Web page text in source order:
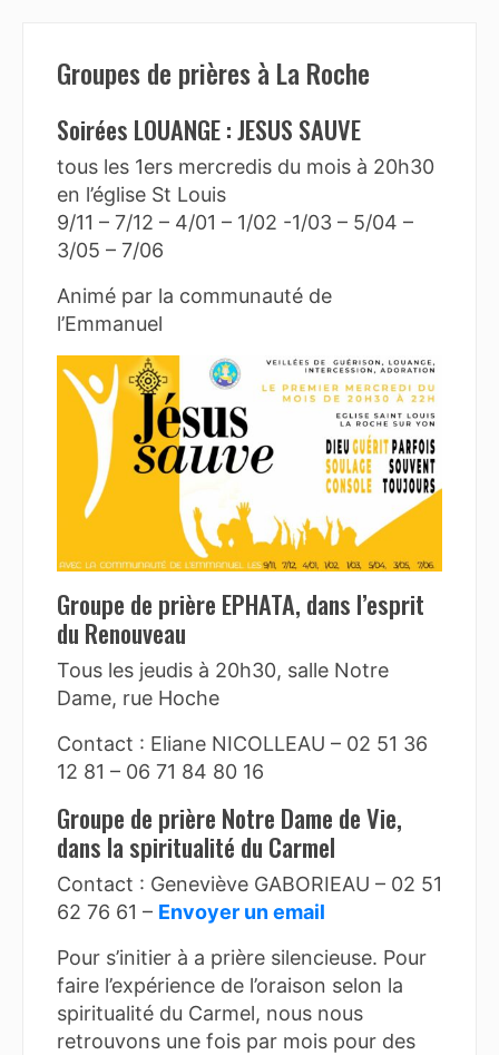
Groupes de prières à La Roche
Soirées LOUANGE : JESUS SAUVE
tous les 1ers mercredis du mois à 20h30
en l’église St Louis
9/11 – 7/12 – 4/01 – 1/02 -1/03 – 5/04 –
3/05 – 7/06
Animé par la communauté de
l’Emmanuel
Groupe de prière EPHATA, dans l’esprit
du Renouveau
Tous les jeudis à 20h30, salle Notre
Dame, rue Hoche
Contact : Eliane NICOLLEAU – 02 51 36
12 81 – 06 71 84 80 16
Groupe de prière Notre Dame de Vie,
dans la spiritualité du Carmel
Contact : Geneviève GABORIEAU – 02 51
62 76 61 – Envoyer un email
Pour s’initier à a prière silencieuse. Pour
faire l’expérience de l’oraison selon la
spiritualité du Carmel, nous nous
retrouvons une fois par mois pour des